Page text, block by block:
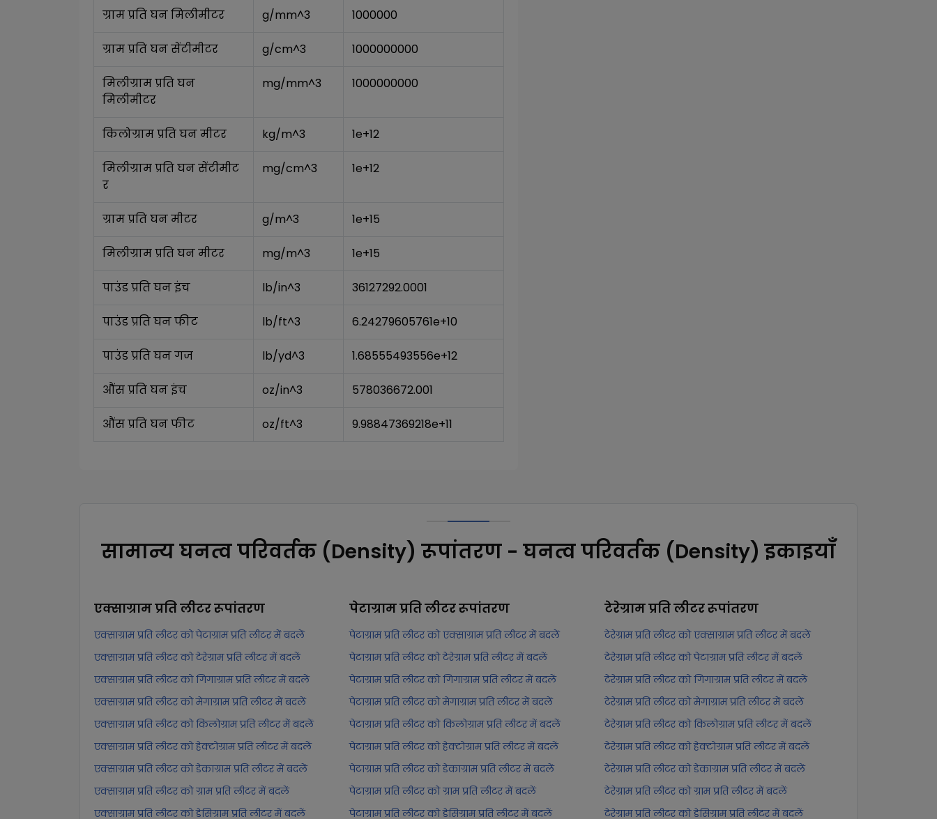
ग्राम प्रति घन मिलीमीटर g/mm^3 1000000
ग्राम प्रति घन सेंटीमीटर g/cm^3 1000000000
मिलीग्राम प्रति घन
मिलीमीटर
mg/mm^3 1000000000
किलोग्राम प्रति घन मीटर kg/m^3 1e+12
मिलीग्राम प्रति घन सेंटीमीट
र
mg/cm^3 1e+12
ग्राम प्रति घन मीटर g/m^3 1e+15
मिलीग्राम प्रति घन मीटर mg/m^3 1e+15
पाउंड प्रति घन इंच lb/in^3 36127292.0001
पाउंड प्रति घन फीट lb/ft^3 6.24279605761e+10
पाउंड प्रति घन गज lb/yd^3 1.68555493556e+12
औंस प्रति घन इंच oz/in^3 578036672.001
औंस प्रति घन फीट oz/ft^3 9.98847369218e+11
सामान्य घनत्व परिवर्तक (Density) रूपांतरण - घनत्व परिवर्तक (Density) इकाइयाँ
एक्साग्राम प्रति लीटररूपांतरण
एक्साग्राम प्रति लीटर को पेटाग्राम प्रति लीटर में बदलें
एक्साग्राम प्रति लीटर को टेरेग्राम प्रति लीटर में बदलें
एक्साग्राम प्रति लीटर को गिगाग्राम प्रति लीटर में बदलें
एक्साग्राम प्रति लीटर को मेगाग्राम प्रति लीटर में बदलें
एक्साग्राम प्रति लीटर को किलोग्राम प्रति लीटर में बदलें
एक्साग्राम प्रति लीटर को हेक्टोग्राम प्रति लीटर में बदलें
एक्साग्राम प्रति लीटर को डेकाग्राम प्रति लीटर में बदलें
एक्साग्राम प्रति लीटर को ग्राम प्रति लीटर में बदलें
एक्साग्राम प्रति लीटर को डेसिग्राम प्रति लीटर में बदलें
पेटाग्राम प्रति लीटररूपांतरण
पेटाग्राम प्रति लीटर को एक्साग्राम प्रति लीटर में बदलें
पेटाग्राम प्रति लीटर को टेरेग्राम प्रति लीटर में बदलें
पेटाग्राम प्रति लीटर को गिगाग्राम प्रति लीटर में बदलें
पेटाग्राम प्रति लीटर को मेगाग्राम प्रति लीटर में बदलें
पेटाग्राम प्रति लीटर को किलोग्राम प्रति लीटर में बदलें
पेटाग्राम प्रति लीटर को हेक्टोग्राम प्रति लीटर में बदलें
पेटाग्राम प्रति लीटर को डेकाग्राम प्रति लीटर में बदलें
पेटाग्राम प्रति लीटर को ग्राम प्रति लीटर में बदलें
पेटाग्राम प्रति लीटर को डेसिग्राम प्रति लीटर में बदलें
टेरेग्राम प्रति लीटररूपांतरण
टेरेग्राम प्रति लीटर को एक्साग्राम प्रति लीटर में बदलें
टेरेग्राम प्रति लीटर को पेटाग्राम प्रति लीटर में बदलें
टेरेग्राम प्रति लीटर को गिगाग्राम प्रति लीटर में बदलें
टेरेग्राम प्रति लीटर को मेगाग्राम प्रति लीटर में बदलें
टेरेग्राम प्रति लीटर को किलोग्राम प्रति लीटर में बदलें
टेरेग्राम प्रति लीटर को हेक्टोग्राम प्रति लीटर में बदलें
टेरेग्राम प्रति लीटर को डेकाग्राम प्रति लीटर में बदलें
टेरेग्राम प्रति लीटर को ग्राम प्रति लीटर में बदलें
टेरेग्राम प्रति लीटर को डेसिग्राम प्रति लीटर में बदलें